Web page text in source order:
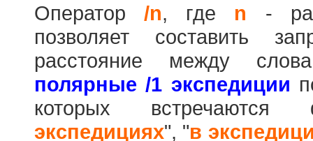
Оператор/n, где n -
позволяет составить
расстояние между
полярные /1 экспедиции
которых
экспедициях", "в